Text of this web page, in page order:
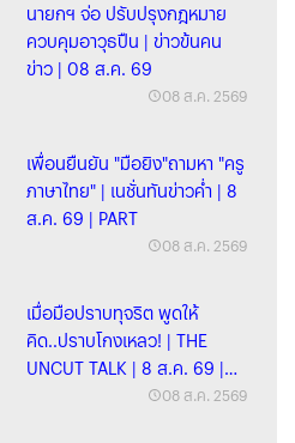
นายกฯ จ่อ ปรับปรุงกฎหมาย
ควบคุมอาวุธปืน | ข่าวข้นคน
ข่าว | 08 ส.ค. 69
08 ส.ค. 2569
เพื่อนยืนยัน "มือยิง"ถามหา "ครู
ภาษาไทย" | เนชั่นทันข่าวค่ำ | 8
ส.ค. 69 | PART
08 ส.ค. 2569
เมื่อมือปราบทุจริต พูดให้
คิด..ปราบโกงเหลว! | THE
UNCUT TALK | 8 ส.ค. 69 |
08 ส.ค. 2569